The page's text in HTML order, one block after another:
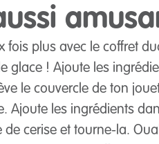
fois plus avec le coffret
glace ! Ajoute les
le couvercle de ton
Ajoute les ingrédients
de cerise et tourne-la.